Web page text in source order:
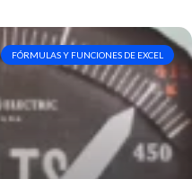
FÓRMULAS Y FUNCIONES DE EXCEL